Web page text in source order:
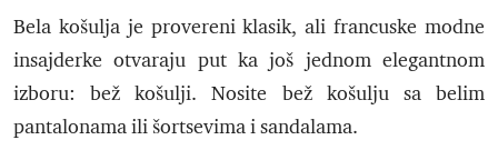
Bela košulja je provereni klasik, ali francuske modne
insajderke otvaraju put ka još jednom elegantnom
izboru: bež košulji. Nosite bež košulju sa belim
pantalonama ili šortsevima i sandalama.